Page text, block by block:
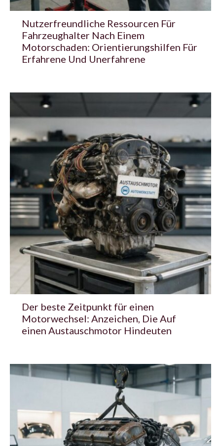
Nutzerfreundliche Ressourcen Für
Fahrzeughalter Nach Einem
Motorschaden: Orientierungshilfen Für
Erfahrene Und Unerfahrene
Der beste Zeitpunkt für einen
Motorwechsel: Anzeichen, Die Auf
einen Austauschmotor Hindeuten